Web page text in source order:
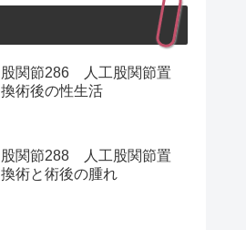
股関節286 人工股関節置
換術後の性生活
股関節288 人工股関節置
換術と術後の腫れ